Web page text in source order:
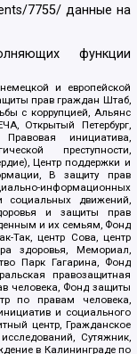
7755/ данные на
функции
и европейской
прав граждан Штаб,
с коррупцией, Альянс
Открытый Петербург,
инициатива,
преступности,
Центр поддержки и
В защиту прав
информационных
социальных движений,
и защиты прав
и их семьям, Фонд
Так, центр Сова, центр
здоровья, Мемориал,
Парк Гагарина, Фонд
правозащитная
человека, Фонд защиты
по правам человека,
и социального
центр, Гражданское
Сутяжник,
в Калининграде по